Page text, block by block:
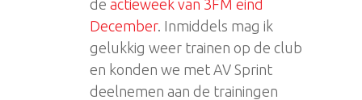
de actieweek van 3FM eind
December. Inmiddels mag ik
gelukkig weer trainen op de club
en konden we met AV Sprint
deelnemen aan de trainingen